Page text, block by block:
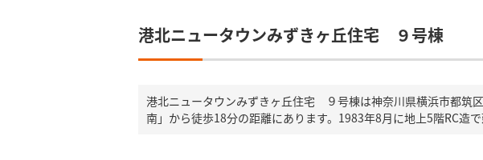
港北ニュータウンみずきヶ丘住宅 ９号棟
港北ニュータウンみずきヶ丘住宅 ９号棟は神奈川県横浜市都筑
南」から徒歩18分の距離にあります。1983年8月に地上5階RC造